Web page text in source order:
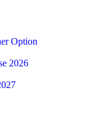
Option
2026